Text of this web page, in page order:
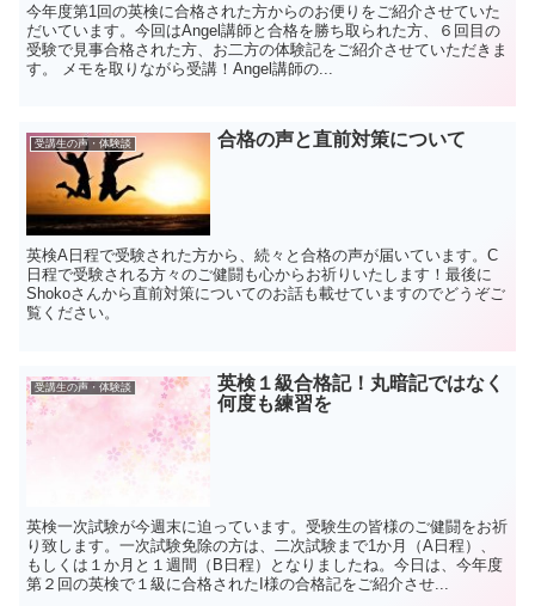
今年度第1回の英検に合格された方からのお便りをご紹介させていた
だいています。今回はAngel講師と合格を勝ち取られた方、６回目の
受験で見事合格された方、お二方の体験記をご紹介させていただきま
す。 メモを取りながら受講！Angel講師の...
受講生の声・体験談 合格の声と直前対策について
英検A日程で受験された方から、続々と合格の声が届いています。C
日程で受験される方々のご健闘も心からお祈りいたします！最後に
Shokoさんから直前対策についてのお話も載せていますのでどうぞご
覧ください。
受講生の声・体験談
英検１級合格記！丸暗記ではなく
何度も練習を
英検一次試験が今週末に迫っています。受験生の皆様のご健闘をお祈
り致します。一次試験免除の方は、二次試験まで1か月（A日程）、
もしくは１か月と１週間（B日程）となりましたね。今日は、今年度
第２回の英検で１級に合格されたI様の合格記をご紹介させ...